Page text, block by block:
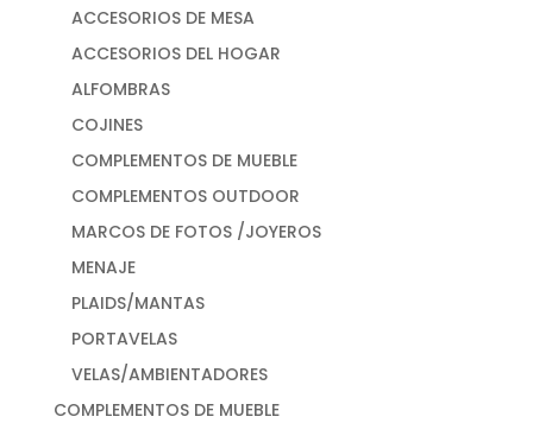
ACCESORIOS DE MESA
ACCESORIOS DEL HOGAR
ALFOMBRAS
COJINES
COMPLEMENTOS DE MUEBLE
COMPLEMENTOS OUTDOOR
MARCOS DE FOTOS /JOYEROS
MENAJE
PLAIDS/MANTAS
PORTAVELAS
VELAS/AMBIENTADORES
COMPLEMENTOS DE MUEBLE